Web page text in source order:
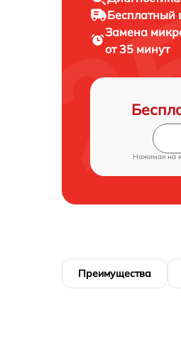
Бесплатный
Замена
от 35 минут
Нажимая на
Преимущества